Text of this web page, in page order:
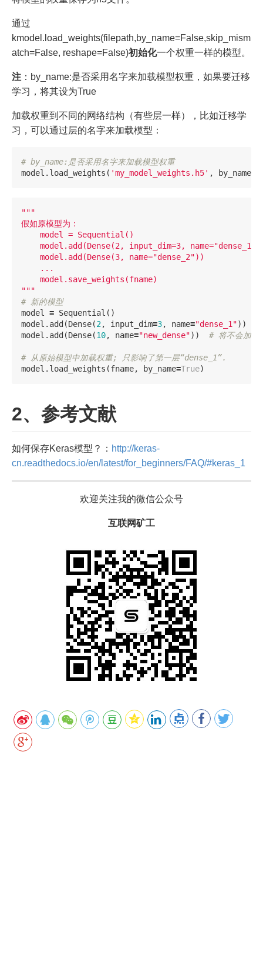
通过
kmodel.load_weights(filepath,by_name=False,skip_mism
atch=False, reshape=False)初始化一个权重一样的模型。
注 ：by_name:是否采用名字来加载模型权重，如果要迁移
学习，将其设为True
加载权重到不同的网络结构（有些层一样），比如迁移学
习，可以通过层的名字来加载模型：
model . load_weights ( 'my_model_weights.h5' , by_name
"""
假如原模型为：
    model = Sequential()
model.add(Dense(2, input_dim=3,
    model.add(Dense(3, name="dense_2"))
    ...
    model.save_weights(fname)
"""
model
= Sequential ()
model . add (Dense(2, input_dim=3, name="dense_1"))
model . add (Dense(10, name="new_dense"))
model . load_weights (fname, by_name=True)
2、参考文献
如何保存Keras模型？： http://keras-
cn.readthedocs.io/en/latest/for_beginners/FAQ/#keras_1
欢迎关注我的微信公众号
互联网矿工